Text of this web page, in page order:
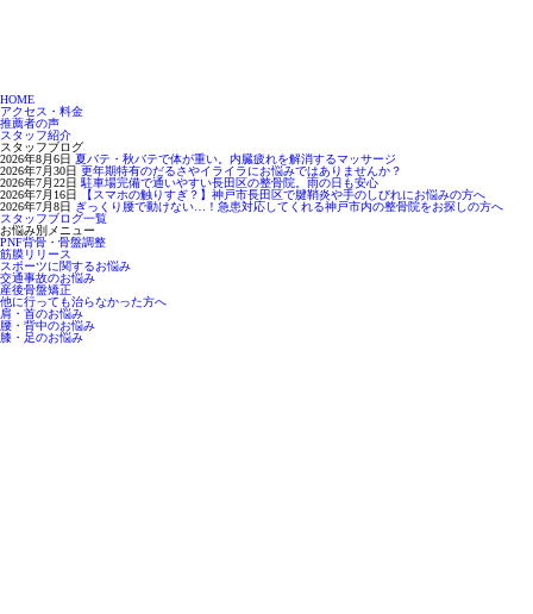
HOME
アクセス・料金
推薦者の声
スタッフ紹介
スタッフブログ
2026年8月6日 夏バテ・秋バテで体が重い。内臓疲れを解消するマッサージ
2026年7月30日 更年期特有のだるさやイライラにお悩みではありませんか？
2026年7月22日 駐車場完備で通いやすい長田区の整骨院。雨の日も安心
2026年7月16日
【スマホの触りすぎ？】神戸市長田区で腱鞘炎や手のしびれにお悩みの方へ
2026年7月8日
ぎっくり腰で動けない…！急患対応してくれる神戸市内の整骨院をお探しの方へ
スタッフブログ一覧
お悩み別メニュー
PNF背骨・骨盤調整
筋膜リリース
スポーツに関するお悩み
交通事故のお悩み
産後骨盤矯正
他に行っても治らなかった方へ
肩・首のお悩み
腰・背中のお悩み
膝・足のお悩み